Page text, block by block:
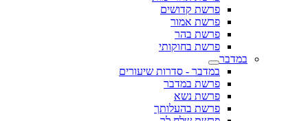
פרשת קדושים
פרשת אמור
פרשת בהר
פרשת בחוקותי
במדבר
במדבר - סדרות שיעורים
פרשת במדבר
פרשת נשא
פרשת בהעלותך